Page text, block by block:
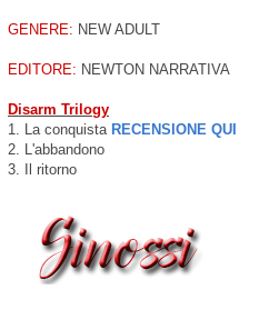
GENERE: NEW ADULT
EDITORE: NEWTON NARRATIVA
Disarm Trilogy
1. La conquista RECENSIONE QUI
2. L'abbandono
3. Il ritorno